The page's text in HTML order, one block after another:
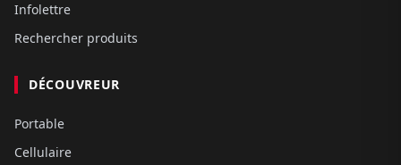
Infolettre
Rechercher produits
DÉCOUVREUR
Portable
Cellulaire